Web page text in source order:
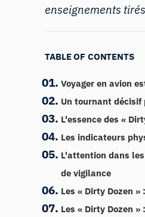
enseignements
TABLE OF CONTENTS
Voyager en avion
Un tournant décisif
L'essence des «
Les indicateurs
L'attention dans
de vigilance
Les « Dirty Dozen
Les « Dirty Dozen